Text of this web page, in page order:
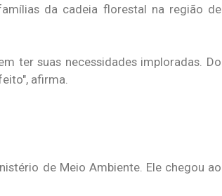
da cadeia florestal na região de
ter suas necessidades imploradas. Do
afirma.
de Meio Ambiente. Ele chegou ao